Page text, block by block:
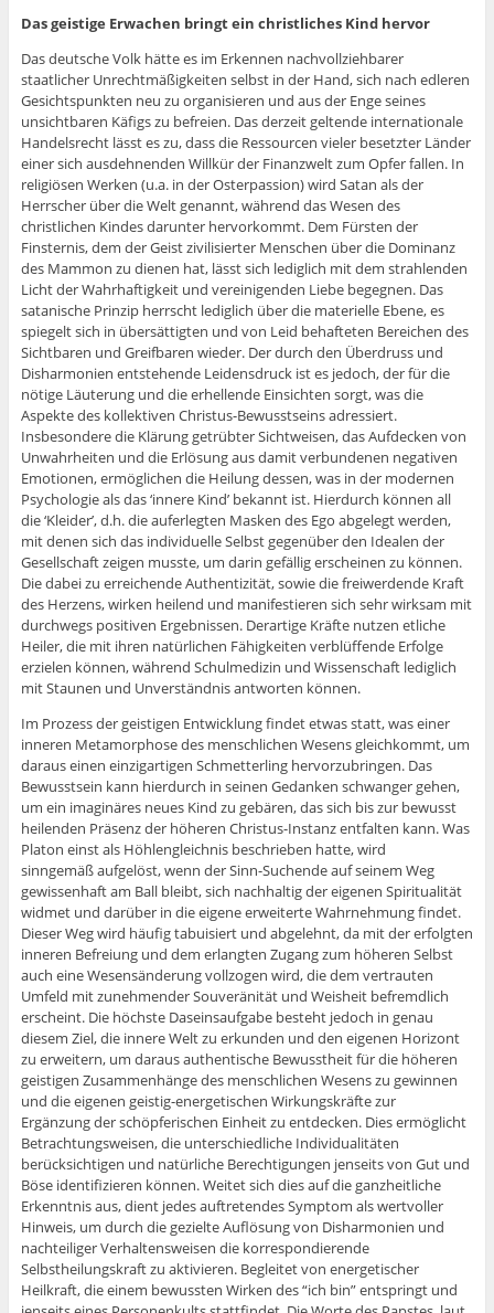
Das geistige Erwachen bringt ein christliches Kind hervor
Das deutsche Volk hätte es im Erkennen nachvollziehbarer
staatlicher Unrechtmäßigkeiten selbst in der Hand, sich nach edleren
Gesichtspunkten neu zu organisieren und aus der Enge seines
unsichtbaren Käfigs zu befreien. Das derzeit geltende internationale
Handelsrecht lässt es zu, dass die Ressourcen vieler besetzter Länder
einer sich ausdehnenden Willkür der Finanzwelt zum Opfer fallen. In
religiösen Werken (u.a. in der Osterpassion) wird Satan als der
Herrscher über die Welt genannt, während das Wesen des
christlichen Kindes darunter hervorkommt. Dem Fürsten der
Finsternis, dem der Geist zivilisierter Menschen über die Dominanz
des Mammon zu dienen hat, lässt sich lediglich mit dem strahlenden
Licht der Wahrhaftigkeit und vereinigenden Liebe begegnen. Das
satanische Prinzip herrscht lediglich über die materielle Ebene, es
spiegelt sich in übersättigten und von Leid behafteten Bereichen des
Sichtbaren und Greifbaren wieder. Der durch den Überdruss und
Disharmonien entstehende Leidensdruck ist es jedoch, der für die
nötige Läuterung und die erhellende Einsichten sorgt, was die
Aspekte des kollektiven Christus-Bewusstseins adressiert.
Insbesondere die Klärung getrübter Sichtweisen, das Aufdecken von
Unwahrheiten und die Erlösung aus damit verbundenen negativen
Emotionen, ermöglichen die Heilung dessen, was in der modernen
Psychologie als das ‘innere Kind’ bekannt ist. Hierdurch können all
die ‘Kleider’, d.h. die auferlegten Masken des Ego abgelegt werden,
mit denen sich das individuelle Selbst gegenüber den Idealen der
Gesellschaft zeigen musste, um darin gefällig erscheinen zu können.
Die dabei zu erreichende Authentizität, sowie die freiwerdende Kraft
des Herzens, wirken heilend und manifestieren sich sehr wirksam mit
durchwegs positiven Ergebnissen. Derartige Kräfte nutzen etliche
Heiler, die mit ihren natürlichen Fähigkeiten verblüffende Erfolge
erzielen können, während Schulmedizin und Wissenschaft lediglich
mit Staunen und Unverständnis antworten können.
Im Prozess der geistigen Entwicklung findet etwas statt, was einer
inneren Metamorphose des menschlichen Wesens gleichkommt, um
daraus einen einzigartigen Schmetterling hervorzubringen. Das
Bewusstsein kann hierdurch in seinen Gedanken schwanger gehen,
um ein imaginäres neues Kind zu gebären, das sich bis zur bewusst
heilenden Präsenz der höheren Christus-Instanz entfalten kann. Was
Platon einst als Höhlengleichnis beschrieben hatte, wird
sinngemäß aufgelöst, wenn der Sinn-Suchende auf seinem Weg
gewissenhaft am Ball bleibt, sich nachhaltig der eigenen Spiritualität
widmet und darüber in die eigene erweiterte Wahrnehmung findet.
Dieser Weg wird häufig tabuisiert und abgelehnt, da mit der erfolgten
inneren Befreiung und dem erlangten Zugang zum höheren Selbst
auch eine Wesensänderung vollzogen wird, die dem vertrauten
Umfeld mit zunehmender Souveränität und Weisheit befremdlich
erscheint. Die höchste Daseinsaufgabe besteht jedoch in genau
diesem Ziel, die innere Welt zu erkunden und den eigenen Horizont
zu erweitern, um daraus authentische Bewusstheit für die höheren
geistigen Zusammenhänge des menschlichen Wesens zu gewinnen
und die eigenen geistig-energetischen Wirkungskräfte zur
Ergänzung der schöpferischen Einheit zu entdecken. Dies ermöglicht
Betrachtungsweisen, die unterschiedliche Individualitäten
berücksichtigen und natürliche Berechtigungen jenseits von Gut und
Böse identifizieren können. Weitet sich dies auf die ganzheitliche
Erkenntnis aus, dient jedes auftretendes Symptom als wertvoller
Hinweis, um durch die gezielte Auflösung von Disharmonien und
nachteiliger Verhaltensweisen die korrespondierende
Selbstheilungskraft zu aktivieren. Begleitet von energetischer
Heilkraft, die einem bewussten Wirken des “ich bin” entspringt und